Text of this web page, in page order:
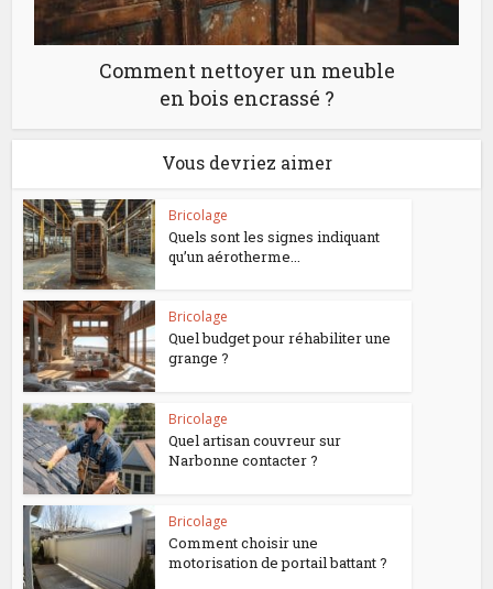
Comment nettoyer un meuble
en bois encrassé ?
Vous devriez aimer
Bricolage
Quels sont les signes indiquant
qu’un aérotherme...
Bricolage
Quel budget pour réhabiliter une
grange ?
Bricolage
Quel artisan couvreur sur
Narbonne contacter ?
Bricolage
Comment choisir une
motorisation de portail battant ?